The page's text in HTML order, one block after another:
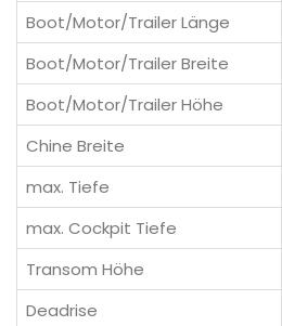
Boot/Motor/Trailer Länge
Boot/Motor/Trailer Breite
Boot/Motor/Trailer Höhe
Chine Breite
max. Tiefe
max. Cockpit Tiefe
Transom Höhe
Deadrise